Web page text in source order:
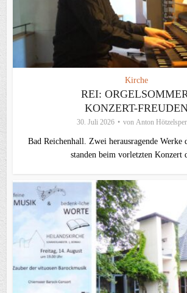
Kirche
REI:
KONZERT-
30. Juli 2026 von Anton
Bad Reichenhall. Zwei herausragende
standen beim vorletzten Konzert